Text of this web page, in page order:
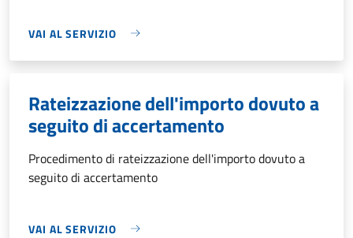
VAI AL SERVIZIO
Rateizzazione dell'importo dovuto a
seguito di accertamento
Procedimento di rateizzazione dell'importo dovuto a
seguito di accertamento
VAI AL SERVIZIO